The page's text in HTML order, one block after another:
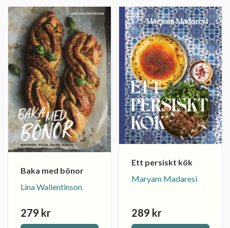
Baka med bönor
Lina Wallentinson
279 kr
Ett persiskt kök
Maryam Madaresi
289 kr